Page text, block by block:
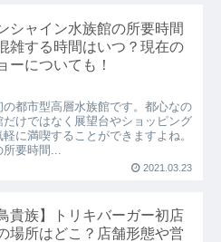
シャイン水族館の所要時間
雑する時間はいつ？現在の
ーについても！
都市型高層水族館です。都心なの
けではなく展望台やショッピング
に満喫することができますよね。
所要時間...
2021.03.23
貴族】トリキバーガー初店
場所はどこ？店舗形態や営